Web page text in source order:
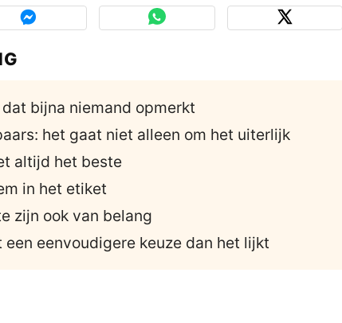
bijna niemand opmerkt
het gaat niet alleen om het uiterlijk
altijd het beste
in het etiket
zijn ook van belang
eenvoudigere keuze dan het lijkt